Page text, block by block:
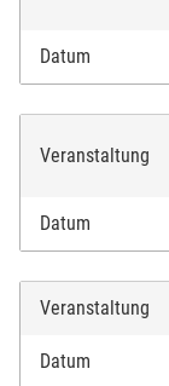
Datum
Veranstaltung
Datum
Veranstaltung
Datum